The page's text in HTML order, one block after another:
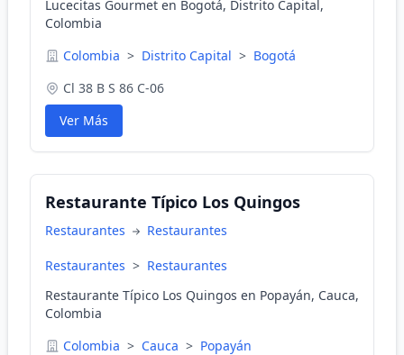
Lucecitas Gourmet en Bogotá, Distrito Capital,
Colombia
Colombia > Distrito Capital > Bogotá
Cl 38 B S 86 C-06
Ver Más
Restaurante Típico Los Quingos
Restaurantes Restaurantes
Restaurantes > Restaurantes
Restaurante Típico Los Quingos en Popayán, Cauca,
Colombia
Colombia > Cauca > Popayán